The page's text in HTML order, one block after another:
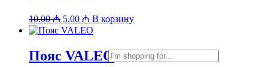
10.00₼ Первоначальная
цена
составляла
10.00 ₼.
5.00 ₼ Текущая
цена:
В корзину
Пояс VALEO